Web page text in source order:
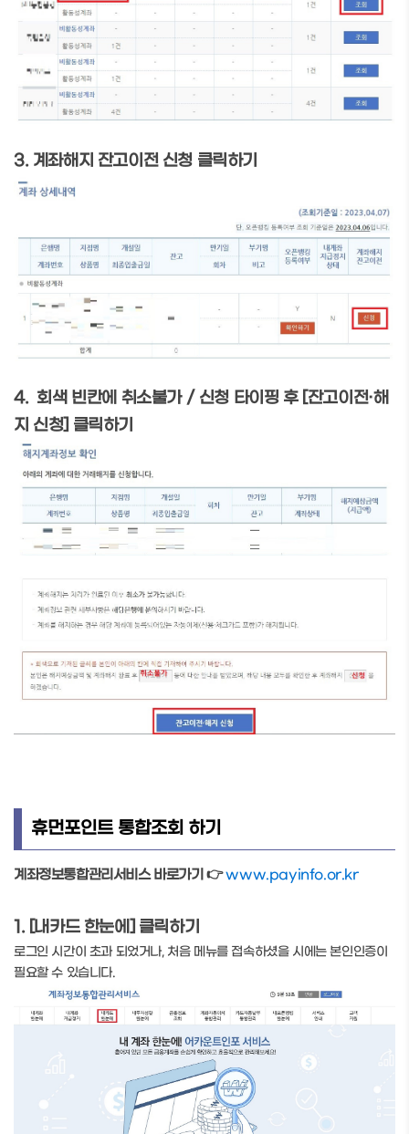
3. 계좌해지 잔고이전 신청 클릭하기
4. 회색 빈칸에 취소불가 / 신청 타이핑 후 [잔고이전·해
지 신청] 클릭하기
휴먼포인트 통합조회 하기
계좌정보통합관리서비스 바로가기 👉 www.payinfo.or.kr
1. [내카드 한눈에] 클릭하기
로그인 시간이 초과 되었거나, 처음 메뉴를 접속하셨을 시에는 본인인증이
필요할 수 있습니다.